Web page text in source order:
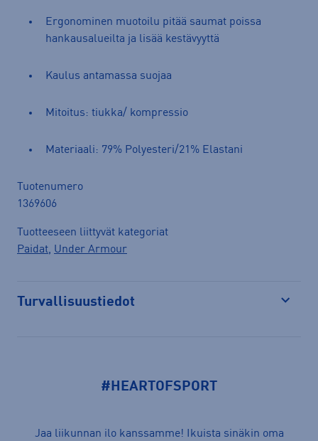
Ergonominen muotoilu pitää saumat poissa
hankausalueilta ja lisää kestävyyttä
Kaulus antamassa suojaa
Mitoitus: tiukka/ kompressio
Materiaali: 79% Polyesteri/21% Elastani
Tuotenumero
1369606
Tuotteeseen liittyvät kategoriat
Paidat, Under Armour
Turvallisuustiedot
#HEARTOFSPORT
Jaa liikunnan ilo kanssamme! Ikuista sinäkin oma